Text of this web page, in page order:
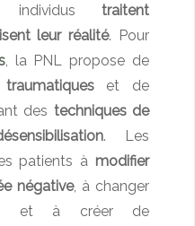
individus traitent
leur réalité. Pour
, la PNL propose de
et de
des techniques de
. Les
patients à modifier
négative, à changer
et à créer de